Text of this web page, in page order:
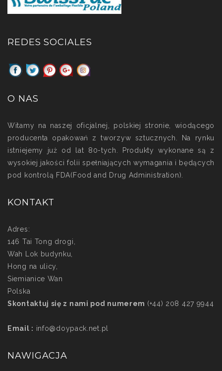
REDES SOCIALES
O NAS
Witamy na naszej oficjalnej, polskiej stronie, wiodącego
producenta opakowań z tworzyw sztucznych. Na rynku
istniejemy już od lat 80-tych. Produkty wykonane są z
wysokiej jakości folii spełniających wymagania i będących
pod kontrolą FDA(Food and Drug Administration).
KONTAKT
Adres:
146 Tai Tong drogi,
Wah Lok budynku,
Hong na ulicy,
Siemianice Wan
Polska
Skontaktuj się z nami pod numerem (+44) 208 427 9944
Email : info@doypack.net.pl
NAWIGACJA